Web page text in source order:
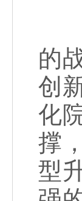
陈
的
创
化
撑
型